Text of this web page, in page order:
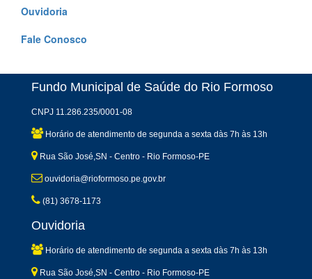
Ouvidoria
Fale Conosco
Fundo Municipal de Saúde do Rio Formoso
CNPJ 11.286.235/0001-08
Horário de atendimento de segunda a sexta dàs 7h às 13h
Rua São José,SN - Centro - Rio Formoso-PE
ouvidoria@rioformoso.pe.gov.br
(81) 3678-1173
Ouvidoria
Horário de atendimento de segunda a sexta dàs 7h às 13h
Rua São José,SN - Centro - Rio Formoso-PE